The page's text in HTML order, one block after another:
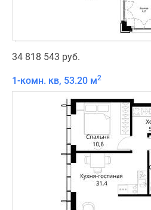
34 818 543 руб.
1-комн. кв, 53.20 м2